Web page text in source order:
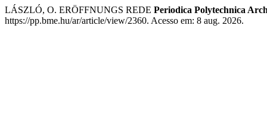
LÁSZLÓ, O. ERÖFFNUNGS REDE Periodica Polytechnica
https://pp.bme.hu/ar/article/view/2360. Acesso em: 8 aug. 2026.